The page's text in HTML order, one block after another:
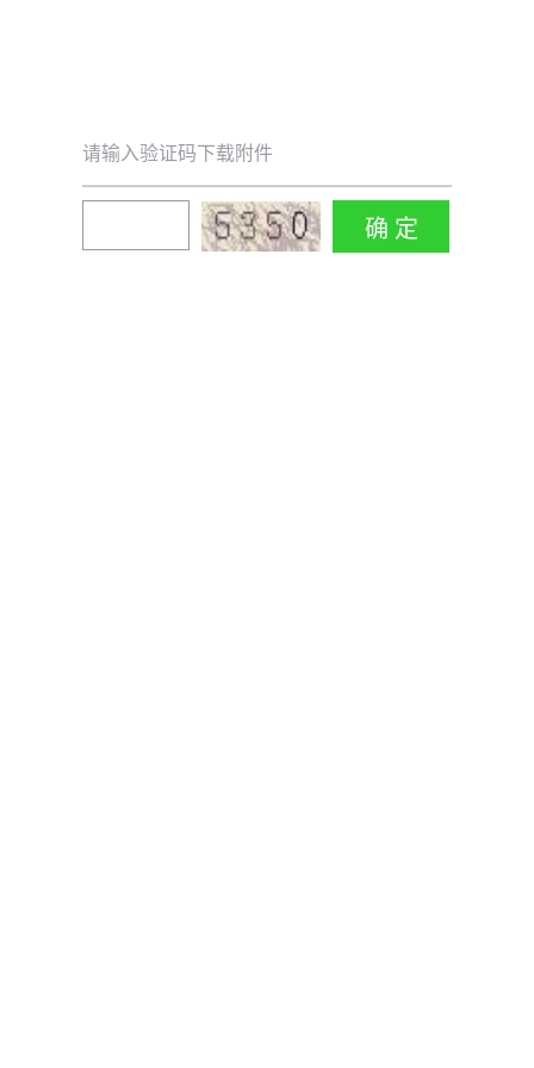
请输入验证码下载附件